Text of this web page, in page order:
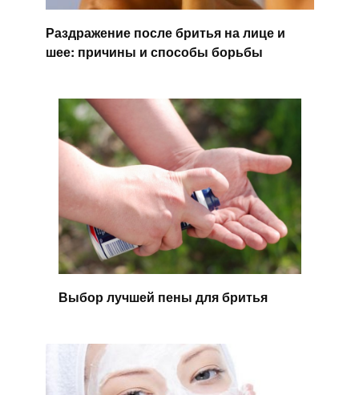
Раздражение после бритья на лице и
шее: причины и способы борьбы
Выбор лучшей пены для бритья